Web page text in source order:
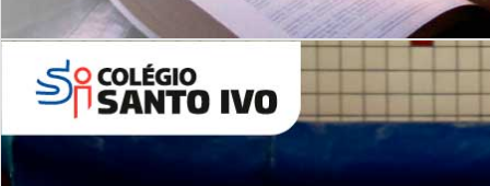
Leituras Literárias
ALUNOS NOVOS
Entre em Contato